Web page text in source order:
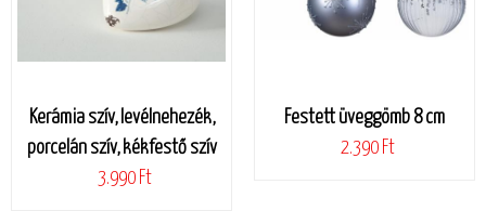
Kerámia szív, levélnehezék,
porcelán szív, kékfestő szív
3.990 Ft
Festett üveggömb 8 cm
2.390 Ft